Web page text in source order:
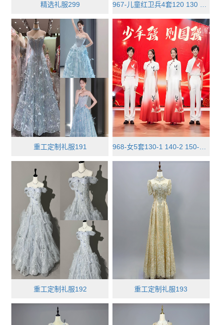
精选礼服299
重工定制礼服191
重工定制礼服192 重工定制礼服193